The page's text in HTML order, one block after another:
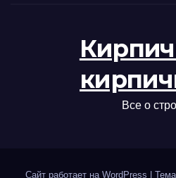
Все о
Сайт работает на WordPress